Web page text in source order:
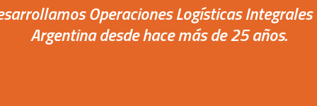
Operaciones Logísticas Integrales
Argentina desde hace más de 25 años.